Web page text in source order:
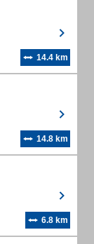
14.4 km
14.8 km
6.8 km